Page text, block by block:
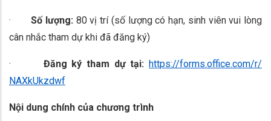
·Số lượng:80 vị trí (số lượng có hạn, sinh viên vui lòng
cân nhắc tham dự khi đã đăng ký)
· Đăng ký tham dự tại:https://forms.office.com/r/
NAXkUkzdwf
Nội dung chính của chương trình